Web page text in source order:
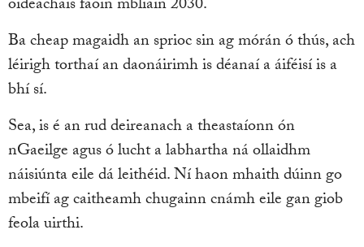
oideachais faoin mbliain 2030.
Ba cheap magaidh an sprioc sin ag mórán ó thús, ach
léirigh torthaí an daonáirimh is déanaí a áiféisí is a
bhí sí.
Sea, is é an rud deireanach a theastaíonn ón
nGaeilge agus ó lucht a labhartha ná ollaidhm
náisiúnta eile dá leithéid. Ní haon mhaith dúinn go
mbeifí ag caitheamh chugainn cnámh eile gan giob
feola uirthi.